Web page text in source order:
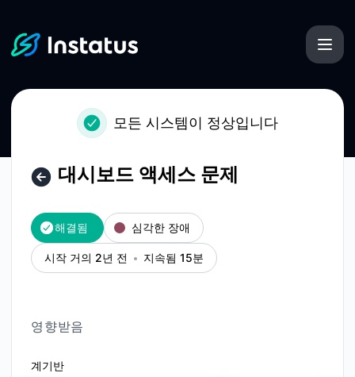
모든 시스템이 정상입니다
대시보드 액세스 문제
해결됨 심각한 장애
시작 거의 2년 전 지속됨 15분
영향받음
계기반